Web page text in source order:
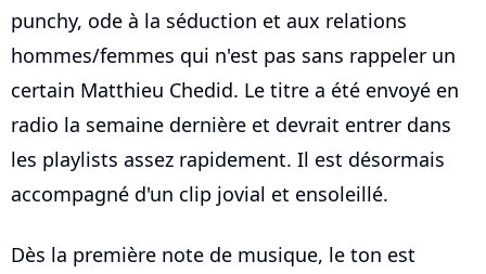
punchy, ode à la séduction et aux relations
hommes/femmes qui n'est pas sans rappeler un
certain Matthieu Chedid. Le titre a été envoyé en
radio la semaine dernière et devrait entrer dans
les playlists assez rapidement. Il est désormais
accompagné d'un clip jovial et ensoleillé.
Dès la première note de musique, le ton est